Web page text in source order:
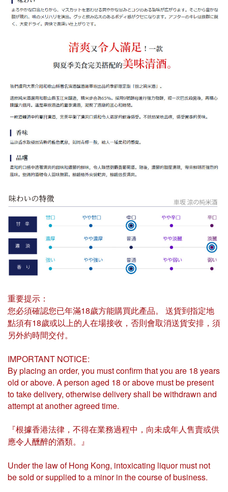
重要提示：
您必須確認您已年滿18歲方能購買此產品。 送貨到指定地
點須有18歲或以上的人在場接收，否則會取消送貨安排，須
另外約時間交付。
IMPORTANT NOTICE:
By placing an order, you must confirm that you are 18 years
old or above. A person aged 18 or above must be present
to take delivery, otherwise delivery shall be withdrawn and
attempt at another agreed time.
『根據香港法律，不得在業務過程中，向未成年人售賣或供
應令人醺醉的酒類。』
Under the law of Hong Kong, intoxicating liquor must not
be sold or supplied to a minor in the course of business.